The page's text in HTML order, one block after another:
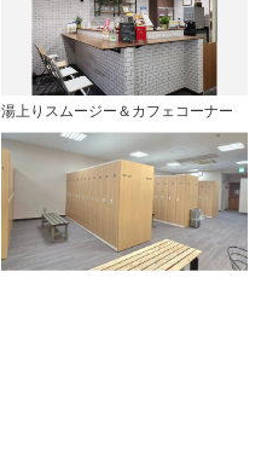
湯上りスムージー＆カフェコーナー